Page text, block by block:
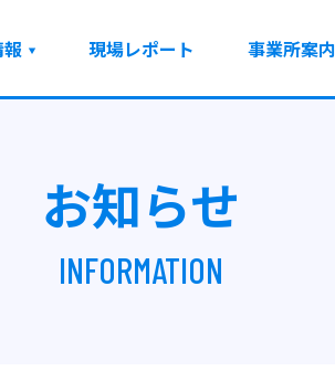
現場レポート 事業所案内
お知らせ
INFORMATION